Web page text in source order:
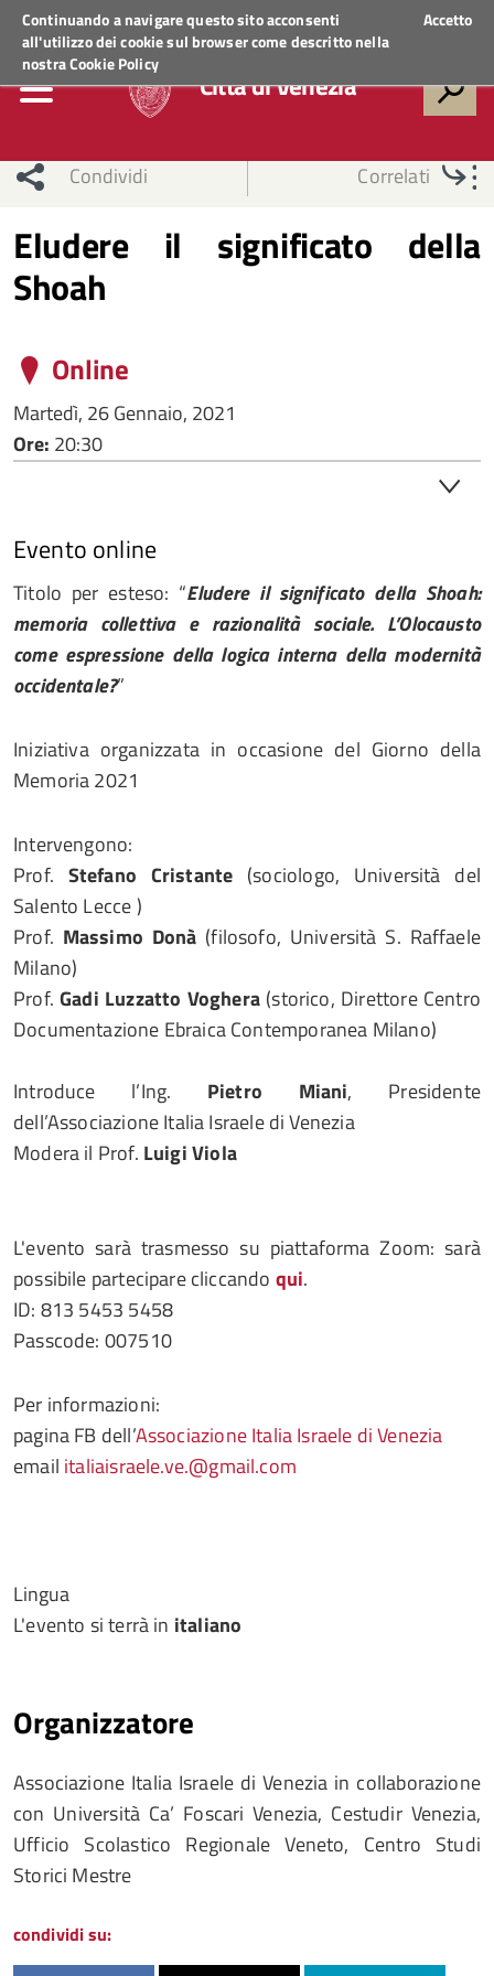
Continuando a navigare questo sito acconsenti
all'utilizzo dei cookie sul browser come descritto nella
nostraCookie Policy
Accetto
Regione VenetoACCEDI AI SERVIZI
Città di Venezia
Condividi Correlati
Eludere il significato della
Shoah
Online
Martedì, 26 Gennaio, 2021
Ore: 20:30
Evento online
Titolo per esteso: “Eludere il significato della Shoah:
memoria collettiva e razionalità sociale. L’Olocausto
come espressione della logica interna della modernità
occidentale?”
Iniziativa organizzata in occasione del Giorno della
Memoria 2021
Intervengono:
Prof. Stefano Cristante (sociologo, Università del
Salento Lecce )
Prof. Massimo Donà (filosofo, Università S. Raffaele
Milano)
Prof.Gadi Luzzatto Voghera (storico, Direttore Centro
Documentazione Ebraica Contemporanea Milano)
Introduce l’Ing. Pietro Miani, Presidente
dell’Associazione Italia Israele di Venezia
Modera il Prof. Luigi Viola
L'evento sarà trasmesso su piattaforma Zoom: sarà
possibile partecipare cliccando qui.
ID: 813 5453 5458
Passcode: 007510
Per informazioni:
pagina FB dell’Associazione Italia Israele di Venezia
email italiaisraele.ve.@gmail.com
Lingua
L'evento si terrà in italiano
Organizzatore
Associazione Italia Israele di Venezia in collaborazione
con Università Ca’ Foscari Venezia, Cestudir Venezia,
Ufficio Scolastico Regionale Veneto, Centro Studi
Storici Mestre
condividi su: